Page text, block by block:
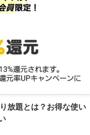
放題とは？お得な使い